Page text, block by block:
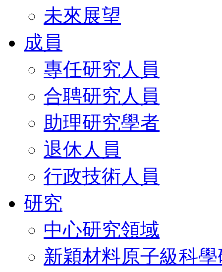
未來展望
成員
專任研究人員
合聘研究人員
助理研究學者
退休人員
行政技術人員
研究
中心研究領域
新穎材料原子級科